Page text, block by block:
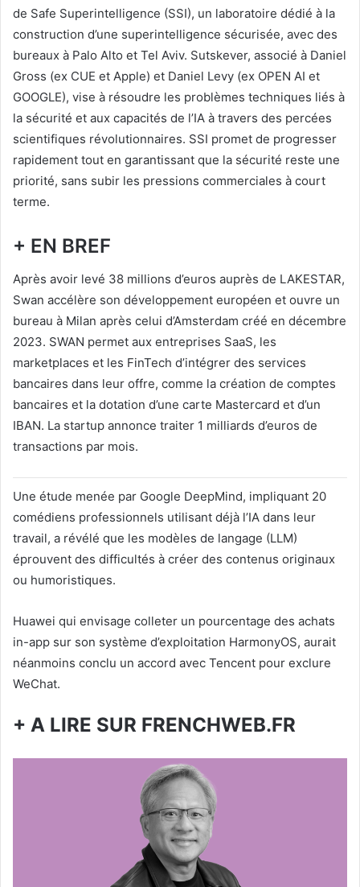
de Safe Superintelligence (SSI), un laboratoire dédié à la
construction d’une superintelligence sécurisée, avec des
bureaux à Palo Alto et Tel Aviv. Sutskever, associé à Daniel
Gross (ex CUE et Apple) et Daniel Levy (ex OPEN AI et
GOOGLE), vise à résoudre les problèmes techniques liés à
la sécurité et aux capacités de l’IA à travers des percées
scientifiques révolutionnaires. SSI promet de progresser
rapidement tout en garantissant que la sécurité reste une
priorité, sans subir les pressions commerciales à court
terme.
+ EN BREF
Après avoir levé 38 millions d’euros auprès de LAKESTAR,
Swan accélère son développement européen et ouvre un
bureau à Milan après celui d’Amsterdam créé en décembre
2023. SWAN permet aux entreprises SaaS, les
marketplaces et les FinTech d’intégrer des services
bancaires dans leur offre, comme la création de comptes
bancaires et la dotation d’une carte Mastercard et d’un
IBAN. La startup annonce traiter 1 milliards d’euros de
transactions par mois.
Une étude menée par Google DeepMind, impliquant 20
comédiens professionnels utilisant déjà l’IA dans leur
travail, a révélé que les modèles de langage (LLM)
éprouvent des difficultés à créer des contenus originaux
ou humoristiques.
Huawei qui envisage colleter un pourcentage des achats
in-app sur son système d’exploitation HarmonyOS, aurait
néanmoins conclu un accord avec Tencent pour exclure
WeChat.
+ A LIRE SUR FRENCHWEB.FR